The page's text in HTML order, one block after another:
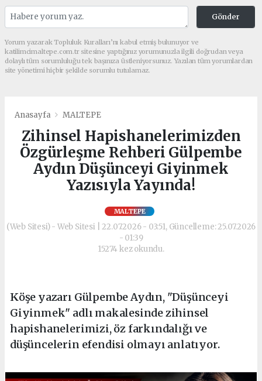
Gönder
Yorum yazarak Topluluk Kuralları’nı kabul etmiş bulunuyor ve
katilimcimaltepe.com.tr sitesine yaptığınız yorumunuzla ilgili doğrudan veya
dolaylı tüm sorumluluğu tek başınıza üstleniyorsunuz. Yazılan tüm yorumlardan
site yönetimi hiçbir şekilde sorumlu tutulamaz.
Anasayfa MALTEPE
Zihinsel Hapishanelerimizden
Özgürleşme Rehberi Gülpembe
Aydın Düşünceyi Giyinmek
Yazısıyla Yayında!
MALTEPE
(Web Sitesi) - Web Sitesi | 22.07.2026 - 03:51, Güncelleme: 25.07.2026
- 01:39
15274 kez okundu.
Köşe yazarı Gülpembe Aydın, "Düşünceyi
Giyinmek" adlı makalesinde zihinsel
hapishanelerimizi, öz farkındalığı ve
düşüncelerin efendisi olmayı anlatıyor.